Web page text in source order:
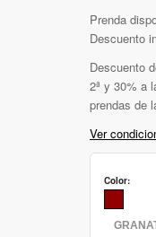
Prenda
Descuento
Descuento
2ª y 30% a
prendas de
Ver
Color: